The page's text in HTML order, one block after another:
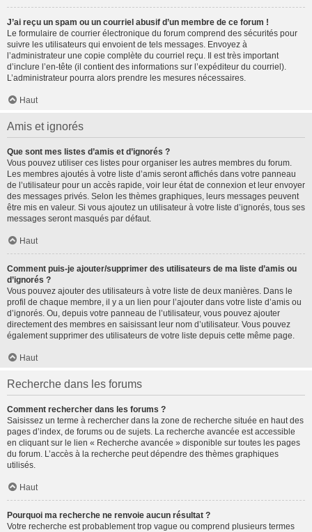
J’ai reçu un spam ou un courriel abusif d’un membre de ce forum !
Le formulaire de courrier électronique du forum comprend des sécurités pour
suivre les utilisateurs qui envoient de tels messages. Envoyez à
l’administrateur une copie complète du courriel reçu. Il est très important
d’inclure l’en-tête (il contient des informations sur l’expéditeur du courriel).
L’administrateur pourra alors prendre les mesures nécessaires.
Haut
Amis et ignorés
Que sont mes listes d’amis et d’ignorés ?
Vous pouvez utiliser ces listes pour organiser les autres membres du forum.
Les membres ajoutés à votre liste d’amis seront affichés dans votre panneau
de l’utilisateur pour un accès rapide, voir leur état de connexion et leur envoyer
des messages privés. Selon les thèmes graphiques, leurs messages peuvent
être mis en valeur. Si vous ajoutez un utilisateur à votre liste d’ignorés, tous ses
messages seront masqués par défaut.
Haut
Comment puis-je ajouter/supprimer des utilisateurs de ma liste d’amis ou
d’ignorés ?
Vous pouvez ajouter des utilisateurs à votre liste de deux manières. Dans le
profil de chaque membre, il y a un lien pour l’ajouter dans votre liste d’amis ou
d’ignorés. Ou, depuis votre panneau de l’utilisateur, vous pouvez ajouter
directement des membres en saisissant leur nom d’utilisateur. Vous pouvez
également supprimer des utilisateurs de votre liste depuis cette même page.
Haut
Recherche dans les forums
Comment rechercher dans les forums ?
Saisissez un terme à rechercher dans la zone de recherche située en haut des
pages d’index, de forums ou de sujets. La recherche avancée est accessible
en cliquant sur le lien « Recherche avancée » disponible sur toutes les pages
du forum. L’accès à la recherche peut dépendre des thèmes graphiques
utilisés.
Haut
Pourquoi ma recherche ne renvoie aucun résultat ?
Votre recherche est probablement trop vague ou comprend plusieurs termes